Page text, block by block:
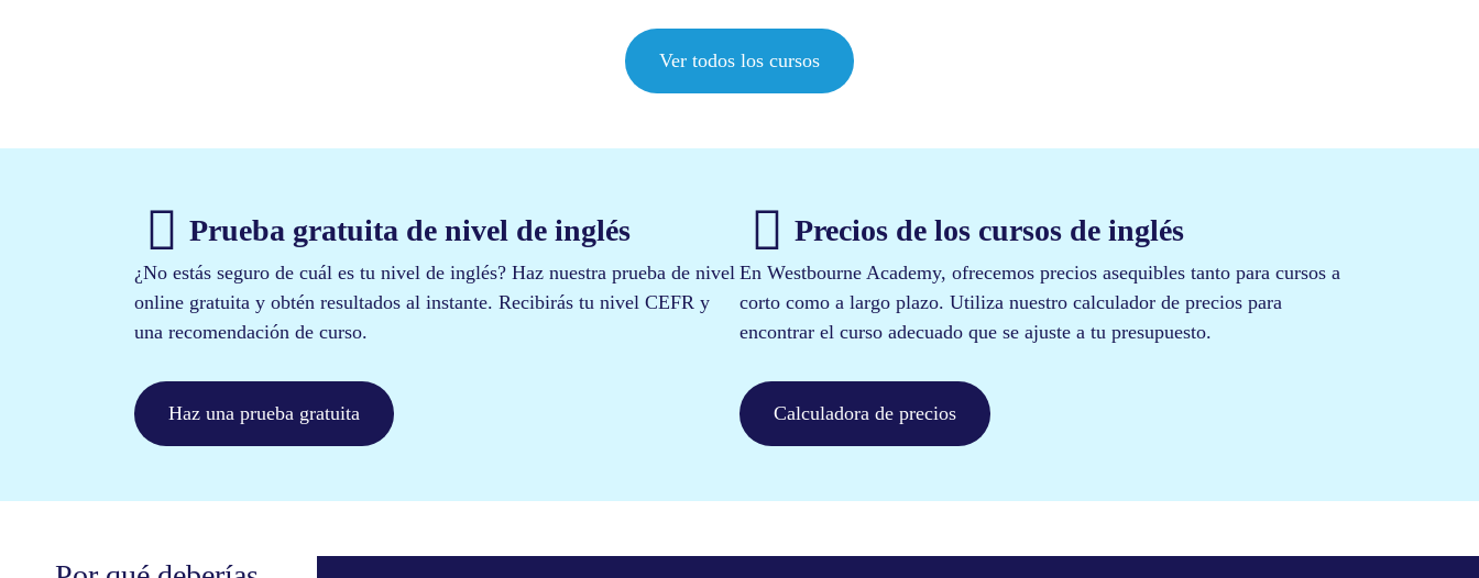
Ver todos los cursos
Prueba gratuita de nivel de inglés​
¿No estás seguro de cuál es tu nivel de inglés? Haz nuestra prueba de nivel
online gratuita y obtén resultados al instante. Recibirás tu nivel CEFR y
una recomendación de curso.
Haz una prueba gratuita
Precios de los cursos de inglés​
En Westbourne Academy, ofrecemos precios asequibles tanto para cursos a
corto como a largo plazo. Utiliza nuestro calculador de precios para
encontrar el curso adecuado que se ajuste a tu presupuesto.
Calculadora de precios